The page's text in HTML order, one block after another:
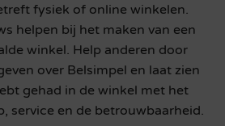
fysiek of online winkelen.
helpen bij het maken van een
winkel. Help anderen door
over Belsimpel en laat zien
gehad in de winkel met het
service en de betrouwbaarheid.